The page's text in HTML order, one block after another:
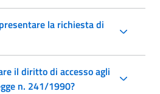
la richiesta di
il diritto di accesso agli
n. 241/1990?